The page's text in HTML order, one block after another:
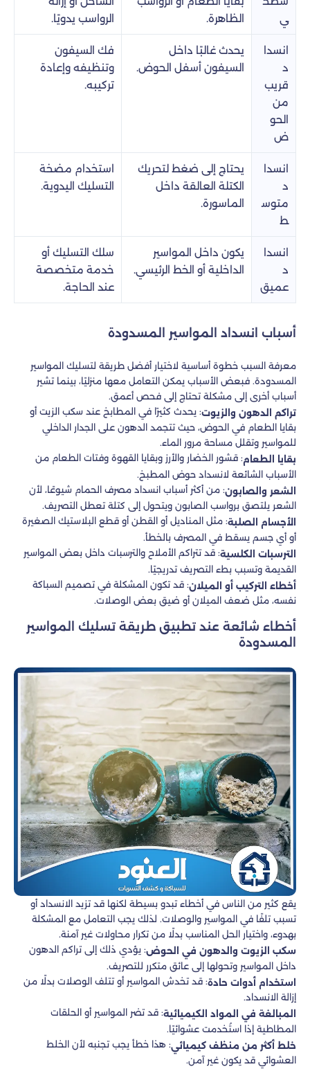
ي
الظاهرة.
الرواسب يدويًا.
انسدا
د
قريب
من
الحو
ض
يحدث غالبًا داخل
السيفون أسفل الحوض.
فك السيفون
وتنظيفه وإعادة
تركيبه.
انسدا
د
متوس
ط
يحتاج إلى ضغط لتحريك
الكتلة العالقة داخل
الماسورة.
استخدام مضخة
التسليك اليدوية.
انسدا
د
عميق
يكون داخل المواسير
الداخلية أو الخط الرئيسي.
سلك التسليك أو
خدمة متخصصة
عند الحاجة.
أسباب انسداد المواسير المسدودة
معرفة السبب خطوة أساسية لاختيار أفضل طريقة لتسليك المواسير
المسدودة. فبعض الأسباب يمكن التعامل معها منزليًا، بينما تشير
أسباب أخرى إلى مشكلة تحتاج إلى فحص أعمق.
تراكم الدهون والزيوت: يحدث كثيرًا في المطابخ عند سكب الزيت أو
بقايا الطعام في الحوض، حيث تتجمد الدهون على الجدار الداخلي
للمواسير وتقلل مساحة مرور الماء.
بقايا الطعام: قشور الخضار والأرز وبقايا القهوة وفتات الطعام من
الأسباب الشائعة لانسداد حوض المطبخ.
الشعر والصابون: من أكثر أسباب انسداد مصرف الحمام شيوعًا، لأن
الشعر يلتصق برواسب الصابون ويتحول إلى كتلة تعطل التصريف.
الأجسام الصلبة: مثل المناديل أو القطن أو قطع البلاستيك الصغيرة
أو أي جسم يسقط في المصرف بالخطأ.
الترسبات الكلسية: قد تتراكم الأملاح والترسبات داخل بعض المواسير
القديمة وتسبب بطء التصريف تدريجيًا.
أخطاء التركيب أو الميلان: قد تكون المشكلة في تصميم السباكة
نفسه، مثل ضعف الميلان أو ضيق بعض الوصلات.
أخطاء شائعة عند تطبيق طريقة تسليك المواسير
المسدودة
يقع كثير من الناس في أخطاء تبدو بسيطة لكنها قد تزيد الانسداد أو
تسبب تلفًا في المواسير والوصلات. لذلك يجب التعامل مع المشكلة
بهدوء، واختيار الحل المناسب بدلًا من تكرار محاولات غير آمنة.
سكب الزيوت والدهون في الحوض: يؤدي ذلك إلى تراكم الدهون
داخل المواسير وتحولها إلى عائق متكرر للتصريف.
استخدام أدوات حادة: قد تخدش المواسير أو تتلف الوصلات بدلًا من
إزالة الانسداد.
المبالغة في المواد الكيميائية: قد تضر المواسير أو الحلقات
المطاطية إذا استُخدمت عشوائيًا.
خلط أكثر من منظف كيميائي: هذا خطأ يجب تجنبه لأن الخلط
العشوائي قد يكون غير آمن.